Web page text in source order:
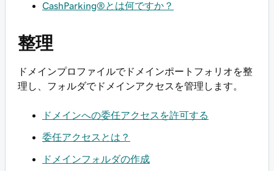
CashParking®とは何ですか？
整理
ドメインプロファイルでドメインポートフォリオを整
理し、フォルダでドメインアクセスを管理します。
ドメインへの委任アクセスを許可する
委任アクセスとは？
ドメインフォルダの作成